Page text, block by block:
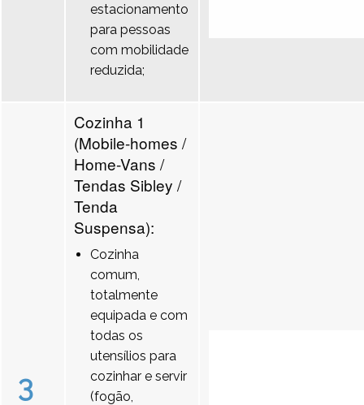
estacionamento
para pessoas
com mobilidade
reduzida;
3
Cozinha 1
(Mobile-homes /
Home-Vans /
Tendas Sibley /
Tenda
Suspensa):
Cozinha
comum,
totalmente
equipada e com
todas os
utensílios para
cozinhar e servir
(fogão,